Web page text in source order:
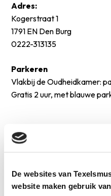
De websites van
website maken gebruik
Adres:
Kogerstraat 1
1791 EN Den Burg
0222-313135
Parkeren
Vlakbij de Oudheidkamer:
Gratis 2 uur, met blauwe